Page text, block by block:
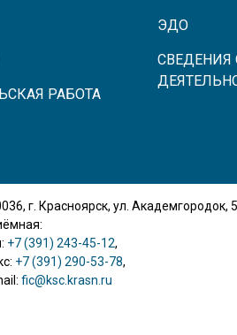
РАБОТА
ЭДО
СВЕДЕНИЯ
г. Красноярск, ул. Академгородок,
+7 (391) 243-45-12,
+7 (391) 290-53-78,
fic@ksc.krasn.ru